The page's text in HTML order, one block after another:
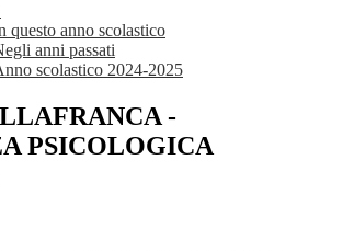
questo anno scolastico
anni passati
scolastico 2024-2025
-
PSICOLOGICA